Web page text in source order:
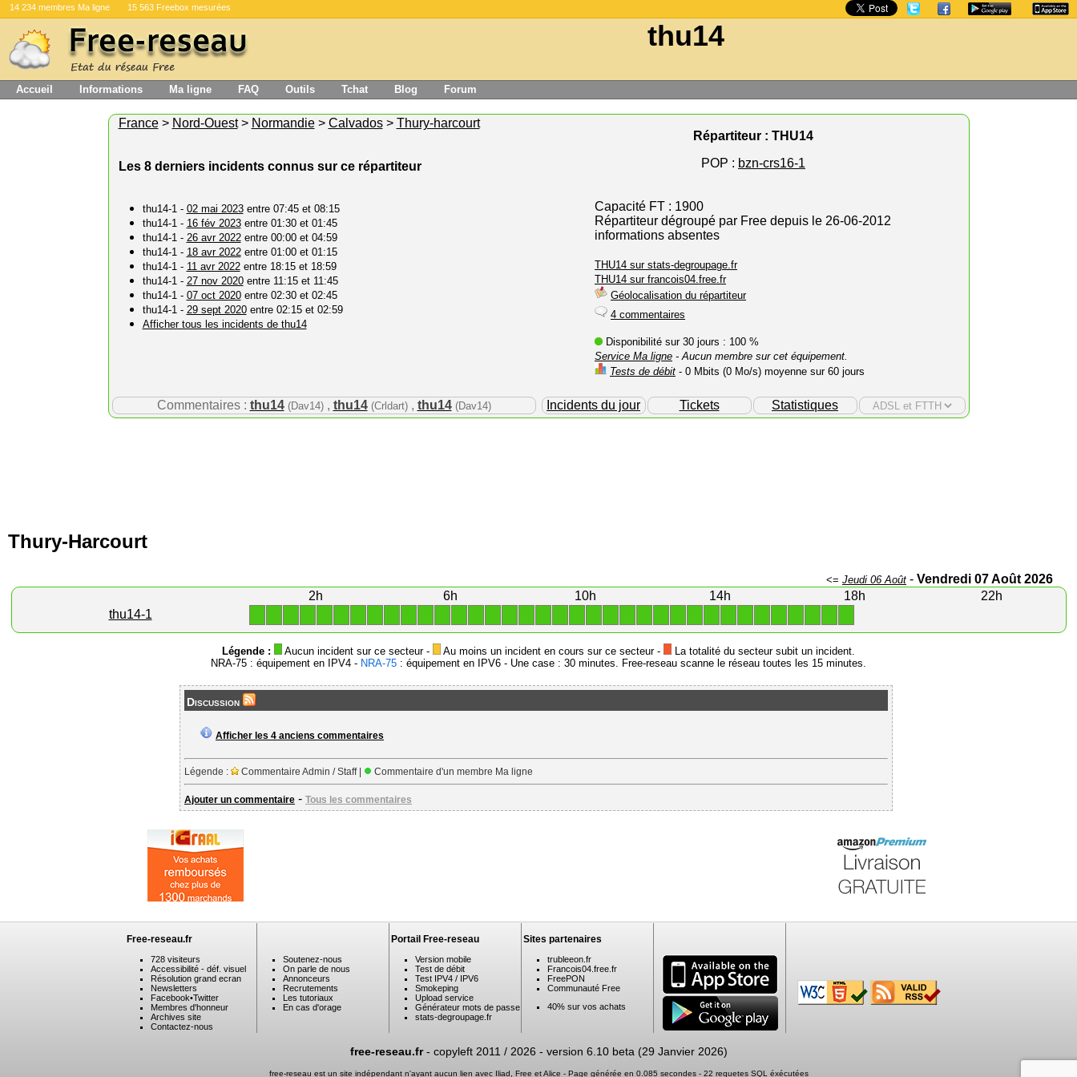
14 234 membres Ma ligne 15 563 Freebox mesurées
thu14
Accueil Informations Ma ligne FAQ Outils Tchat Blog Forum
France> Nord-Ouest> Normandie> Calvados> Thury-harcourt
Les 8 derniers incidents connus sur ce répartiteur
thu14-1 - 02 mai 2023entre 07:45 et 08:15
thu14-1 - 16 fév 2023entre 01:30 et 01:45
thu14-1 - 26 avr 2022entre 00:00 et 04:59
thu14-1 - 18 avr 2022entre 01:00 et 01:15
thu14-1 - 11 avr 2022entre 18:15 et 18:59
thu14-1 - 27 nov 2020entre 11:15 et 11:45
thu14-1 - 07 oct 2020entre 02:30 et 02:45
thu14-1 - 29 sept 2020entre 02:15 et 02:59
Afficher tous les incidents de thu14
Répartiteur : THU14
POP : bzn-crs16-1
Capacité FT : 1900
Répartiteur dégroupé par Free depuis le 26-06-2012
informations absentes
THU14 sur stats-degroupage.fr
THU14 sur francois04.free.fr
Géolocalisation du répartiteur
4 commentaires
Disponibilité sur 30 jours : 100 %
Service Ma ligne - Aucun membre sur cet équipement.
Tests de débit - 0 Mbits (0 Mo/s) moyenne sur 60 jours
Commentaires : thu14 (Dav14), thu14 (Crldart), thu14 (Dav14) Incidents du jour Tickets Statistiques
Thury-Harcourt
<= Jeudi 06 Août - Vendredi 07 Août 2026
2h
6h 10h 14h 18h
22h
thu14-1
Légende : Aucun incident sur ce secteur - Au moins un incident en cours sur ce secteur -
La totalité du secteur subit un incident.
NRA-75 : équipement en IPV4 - NRA-75 : équipement en IPV6 - Une case : 30 minutes. Free-reseau scanne le réseau toutes les 15 minutes.
Discussion
Afficher les 4 anciens commentaires
Légende : Commentaire Admin / Staff | Commentaire d'un membre Ma ligne
Ajouter un commentaire - Tous les commentaires
Free-reseau.fr
728 visiteurs
Accessibilité - déf. visuel
Résolution grand ecran
Newsletters
Facebook•Twitter
Membres d'honneur
Archives site
Contactez-nous
Soutenez-nous
On parle de nous
Annonceurs
Recrutements
Les tutoriaux
En cas d'orage
Portail Free-reseau
Version mobile
Test de débit
Test IPV4 / IPV6
Smokeping
Upload service
Générateur mots de passe
stats-degroupage.fr
Sites partenaires
trubleeon.fr
Francois04.free.fr
FreePON
Communauté Free
40% sur vos achats
free-reseau.fr- copyleft 2011 / 2026 - version 6.10 beta (29 Janvier 2026)
free-reseau est un site indépendant n'ayant aucun lien avec Iliad, Free et Alice - Page générée en 0.085 secondes - 22 requetes SQL éxécutées